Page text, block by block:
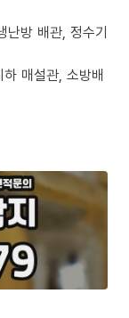
난방 배관, 정수기
매설관, 소방배